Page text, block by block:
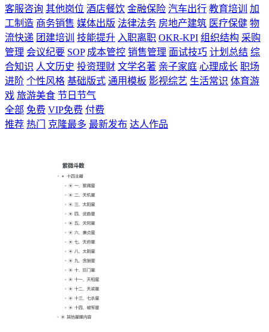
客服咨询 其他岗位 酒店餐饮 金融保险 汽车出行 教育培训
加
工制造 商务销售 媒体出版 法律法务 房地产建筑 医疗保健 物
流快递 团建培训 技能提升 入职离职 OKR-KPI 组织结构 采购
管理 会议纪要 SOP 成本管控 销售管理 面试技巧 计划总结 综
合知识 人文历史 投资理财 文学名著 亲子家庭 心理成长 职场
进阶 个性风格 基础版式 通用模板 影视综艺 生活常识 体育游
戏 旅游美食 节日节气
全部 免费 VIP免费 付费
推荐 热门 克隆最多 最新发布 达人作品